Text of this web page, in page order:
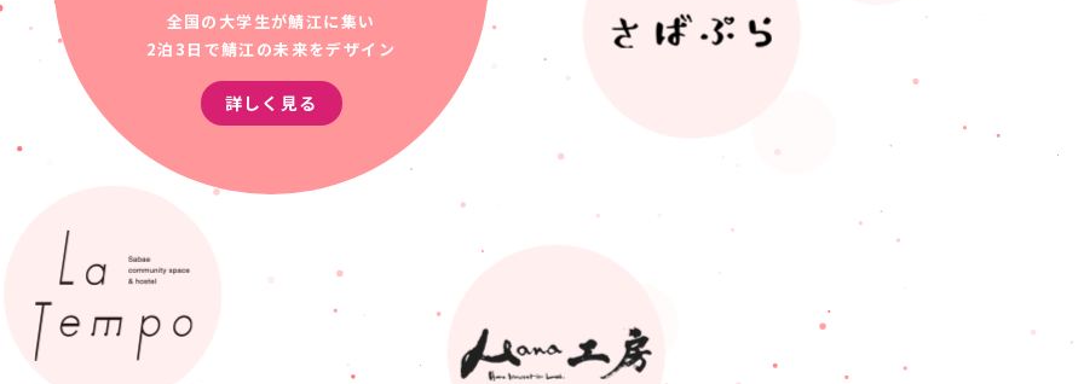
全国の大学生が鯖江に集い
2泊3日で鯖江の未来をデザイン
詳しく見る